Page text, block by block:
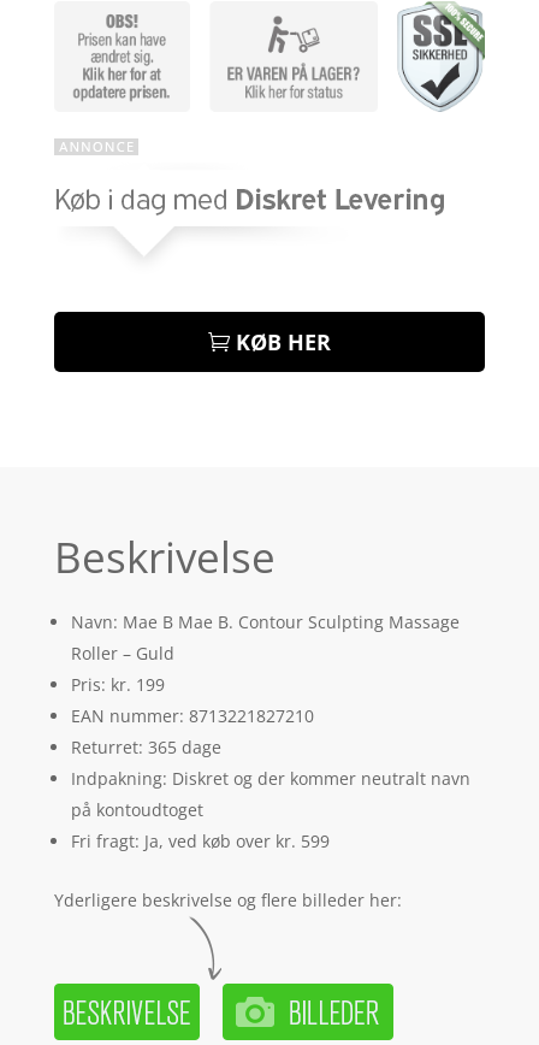
KØB HER
Beskrivelse
Navn: Mae B Mae B. Contour Sculpting Massage
Roller – Guld
Pris: kr. 199
EAN nummer: 8713221827210
Returret: 365 dage
Indpakning: Diskret og der kommer neutralt navn
på kontoudtoget
Fri fragt: Ja, ved køb over kr. 599
Yderligere beskrivelse og flere billeder her: